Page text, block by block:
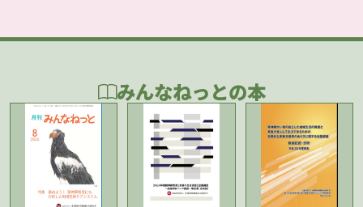
みんなねっとの本